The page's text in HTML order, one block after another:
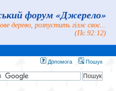
форум «Джерело»
дерево, розпустить гіллє своє...
(Пс.92:12)
Допомога Пошук